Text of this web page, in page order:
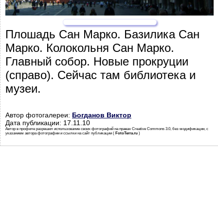
Плошадь Сан Марко. Базилика Сан
Марко. Колокольня Сан Марко.
Главный собор. Новые прокруции
(справо). Сейчас там библиотека и
музеи.
Автор фотогалереи: Богданов Виктор
Дата публикации: 17.11.10
Автор в профиле разрешил использование своих фотографий на правах Creative Commons 3.0, без модификации, с
указанием автора фотографии и ссылки на сайт публикации ( FotoTerra.ru )